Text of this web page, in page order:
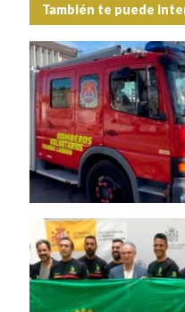
También te puede